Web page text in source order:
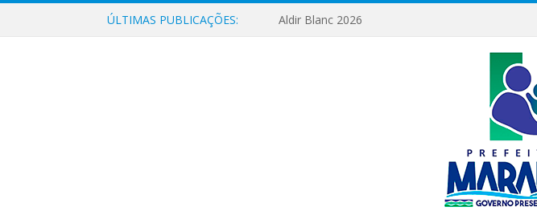
ÚLTIMAS PUBLICAÇÕES: Aldir Blanc 2026